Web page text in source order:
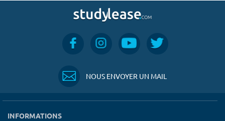
NOUS ENVOYER UN MAIL
INFORMATIONS